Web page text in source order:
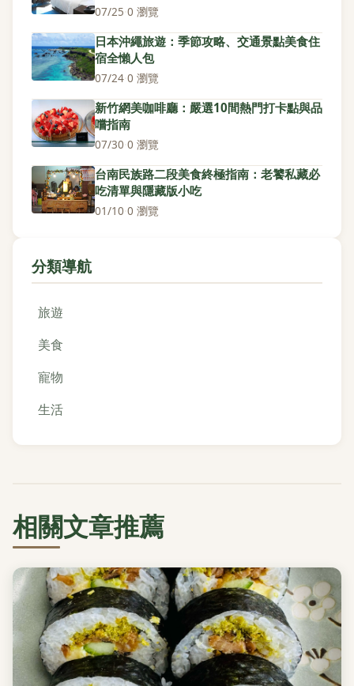
07/25·0 瀏覽
日本沖繩旅遊：季節攻略、交通景點美食住
宿全懶人包
07/24·0 瀏覽
新竹網美咖啡廳：嚴選10間熱門打卡點與品
嚐指南
07/30·0 瀏覽
台南民族路二段美食終極指南：老饕私藏必
吃清單與隱藏版小吃
01/10·0 瀏覽
分類導航
旅遊
美食
寵物
生活
相關文章推薦